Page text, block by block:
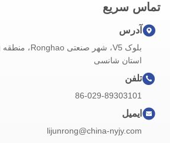
تماس سریع
آدرس
استان شانسی
تلفن
86-029-89303101
ایمیل
lijunrong@china-nyjy.com